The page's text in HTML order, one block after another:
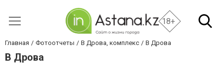
18+
Главная Фотоотчеты В Дрова, комплекс В Дрова
В Дрова